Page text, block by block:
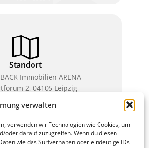
verwalten
verwenden wir Technologien wie Cookies, um
oder darauf zuzugreifen. Wenn du diesen
wie das Surfverhalten oder eindeutige IDs
Standort
Immobilien ARENA
2, 04105 Leipzig
dem Öffentlichen Nahverkehr:
Parken ist während
möglich.